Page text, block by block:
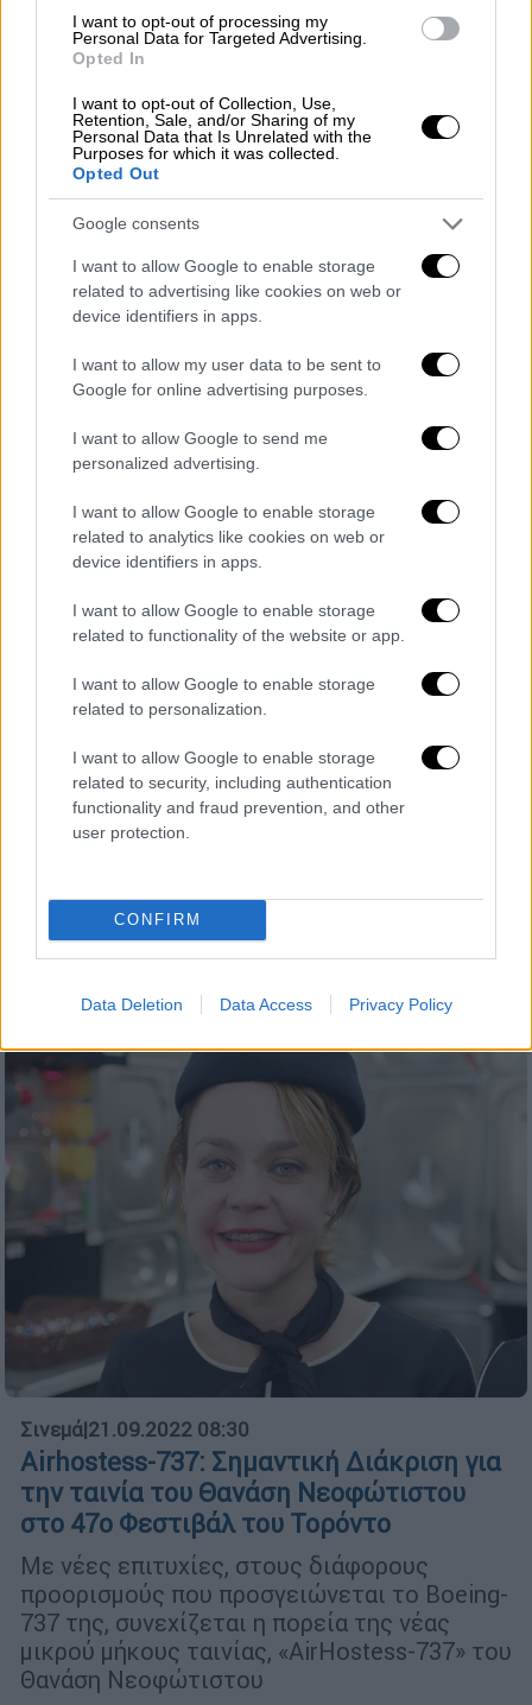
I want to opt-out of processing my
Personal Data for Targeted Advertising.
Opted In
I want to opt-out of Collection, Use,
Retention, Sale, and/or Sharing of my
Personal Data that Is Unrelated with the
Purposes for which it was collected.
Opted Out
Google consents
I want to allow Google to enable storage
related to advertising like cookies on web or
device identifiers in apps.
I want to allow my user data to be sent to
Google for online advertising purposes.
I want to allow Google to send me
personalized advertising.
I want to allow Google to enable storage
related to analytics like cookies on web or
device identifiers in apps.
I want to allow Google to enable storage
related to functionality of the website or app.
I want to allow Google to enable storage
related to personalization.
I want to allow Google to enable storage
related to security, including authentication
functionality and fraud prevention, and other
user protection.
CONFIRM
Data Deletion Data Access Privacy Policy
Ο όρκος ΙΙ: Η νέα σειρά της ΕΡΤ με
Λούλη και Παπαληγούρα - Πότε κάνει
πρεμιέρα
Τα δέκα συγκλονιστικά επεισόδια του
πρώτου κύκλου της σειράς θα είναι
διαθέσιμα στην ψηφιακή πλατφόρμα της
ΕΡΤ έως τη Δευτέρα του Πάσχα 17
Απριλίου. Στη συνέχεια, θα μεταδοθούν από
την ΕΡΤ1, από το Σάββατο 22 Απριλίου
Θέατρο|21.11.2022 10:58
Ο Θείος Βάνιας, οι Παίκτες, το
Σπιρτόκουτο και έξι ακόμα παραστάσεις
που σπάνε ταμεία φέτος στην Αθήνα
Το θεατρόφιλο κοινό έχει ξανά την ευκαιρία
παραστάσεων, με κάποιες από αυτές να
έχουν αρχίσει αρκετά δυναμικά τη φετινή
σεζόν, με απανωτά sold out και τεράστιες
ουρές στα ταμεία των θεάτρων
Σινεμά|21.09.2022 08:30
Airhostess-737: Σημαντική Διάκριση για
την ταινία του Θανάση Νεοφώτιστου
στο 47ο Φεστιβάλ του Τορόντο
Με νέες επιτυχίες, στους διάφορους
προορισμούς που προσγειώνεται το Boeing-
737 της, συνεχίζεται η πορεία της νέας
μικρού μήκους ταινίας, «AirHostess-737» του
Θανάση Νεοφώτιστου